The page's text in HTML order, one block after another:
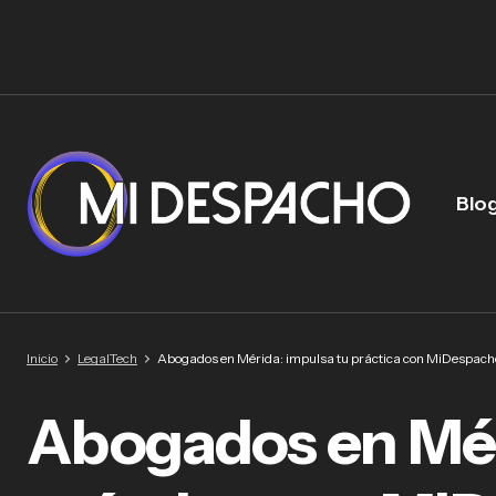
Inicio LegalTech Abogados en Mérida: impulsa tu práctica con
Abogados en